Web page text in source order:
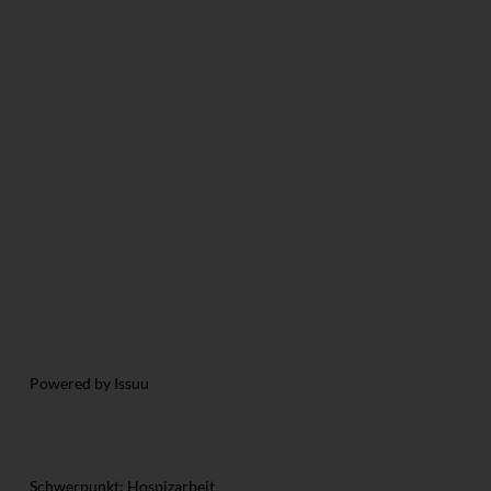
Powered by Issuu
Schwerpunkt: Hospizarbeit